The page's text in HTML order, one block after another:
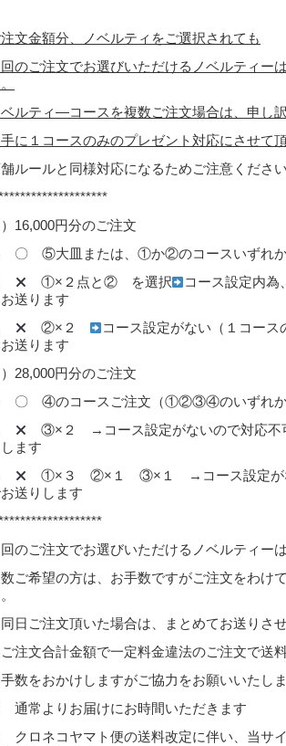
注文金額分、ノベルティをご選択されても
回のご注文でお選びいただけるノベルティー
ベルティ―コースを複数ご注文場合は、申し
手に１コースのみのプレゼント対応にさせて
舗ルールと同様対応になるためご注意くださ
16,000円分のご注文
〇 ⑤大皿または、①か②のコースいずれ
①×２点と② を選択
コース設定内為
送ります
②×２
コース設定がない（１コー
送ります
28,000円分のご注文
〇 ④のコースご注文（①②③④のいずれか
③×２ →コース設定がないので対応
します
①×３ ②×１ ③×１ →コース設定が
送りします
回のご注文でお選びいただけるノベルティー
ご希望の方は、お手数ですがご注文をわけ
日ご注文頂いた場合は、まとめてお送りさ
注文合計金額で一定料金違法のご注文で送
数をおかけしますがご協力をお願いいたし
常よりお届けにお時間いただきます
ロネコヤマト便の送料改定に伴い、当サ